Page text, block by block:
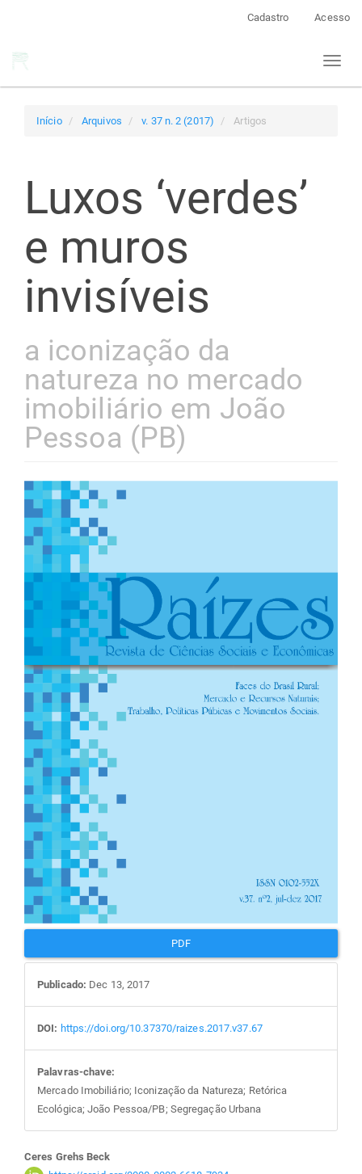
Cadastro Acesso
Toggle
Início Arquivos v. 37 n. 2 (2017) Artigos
Luxos ‘verdes’
e muros
invisíveis
a iconização da
natureza no mercado
imobiliário em João
Pessoa (PB)
Barra
lateral
de
artigos
PDF
Publicado: Dec 13, 2017
DOI: https://doi.org/10.37370/raizes.2017.v37.67
Palavras-chave:
Mercado Imobiliário; Iconização da Natureza; Retórica
Ecológica; João Pessoa/PB; Segregação Urbana
Ceres Grehs Beck